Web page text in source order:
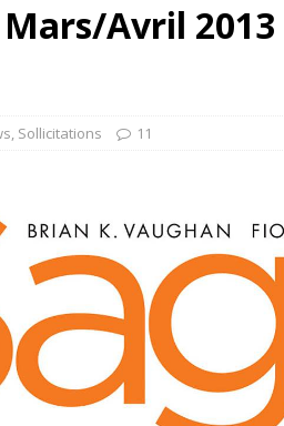
Avril 2013
, Sollicitations 11